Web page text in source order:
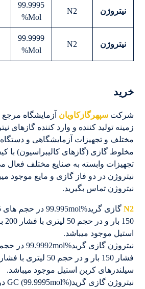
نیتروژن N2
99.9995
Mol%
نیتروژن N2
99.9999
Mol%
خرید
شرکتسپهرگازکاویان آزمایشگاه مرجع
زمینه تولید کننده و وارد کننده گازهای
مختلف و تجهیزات آزمایشگاهی و
مخلوط گازی (گازهای کالیبراسیون) با
تجهیزات وابسته به صنایع مختلف فعال
نیتروژن در دو فاز گازی و مایع موجود
نیتروژن تماس بگیرید.
N2
استیل موجود میباشد.
سیلندرهای کربن استیل موجود میباشد.